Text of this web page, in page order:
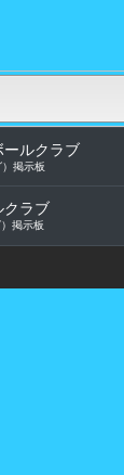
ルクラブ
掲示板
クラブ
掲示板